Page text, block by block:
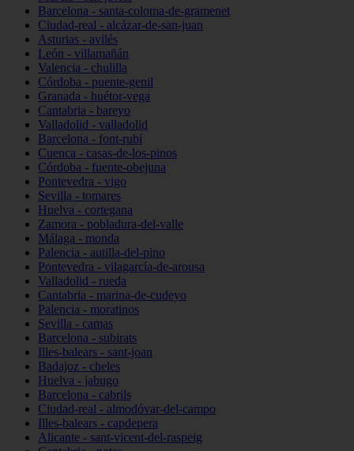
Barcelona - santa-coloma-de-gramenet
Ciudad-real - alcázar-de-san-juan
Asturias - avilés
León - villamañán
Valencia - chulilla
Córdoba - puente-genil
Granada - huétor-vega
Cantabria - bareyo
Valladolid - valladolid
Barcelona - font-rubí
Cuenca - casas-de-los-pinos
Córdoba - fuente-obejuna
Pontevedra - vigo
Sevilla - tomares
Huelva - cortegana
Zamora - pobladura-del-valle
Málaga - monda
Palencia - autilla-del-pino
Pontevedra - vilagarcía-de-arousa
Valladolid - rueda
Cantabria - marina-de-cudeyo
Palencia - moratinos
Sevilla - camas
Barcelona - subirats
Illes-balears - sant-joan
Badajoz - cheles
Huelva - jabugo
Barcelona - cabrils
Ciudad-real - almodóvar-del-campo
Illes-balears - capdepera
Alicante - sant-vicent-del-raspeig